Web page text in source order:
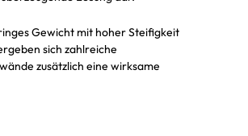
Gewicht mit hoher Steifigkeit
sich zahlreiche
zusätzlich eine wirksame